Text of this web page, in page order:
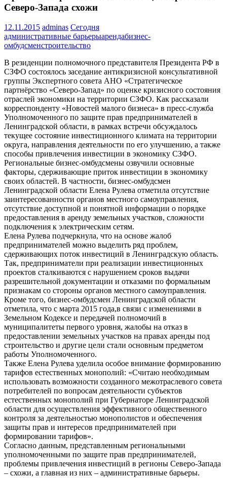
Северо-Запада схожи
12.11.2015 adminas Сегодня
административные барьерыарендабизнес-
омбудсменстроительство
В резиденции полномочного представителя Президента РФ в
СЗФО состоялось заседание антикризисной консультативной
группы Экспертного совета АНО «Стратегическое
партнёрство «Северо-Запад» по оценке кризисного состояния
отраслей экономики на территории СЗФО. Как рассказали
корреспонденту «Новостей малого бизнеса» в пресс-служба
Уполномоченного по защите прав предпринимателей в
Ленинградской области, в рамках встречи обсуждалось
текущее состояние инвестиционного климата на территории
округа, направления деятельности по его улучшению, а также
способы привлечения инвестиции в экономику СЗФО.
Региональные бизнес-омбудсмены озвучили основные
факторы, сдерживающие приток инвестиции в экономику
своих областей. В частности, бизнес-омбудсмен
Ленинградской области Елена Рулева отметила отсутствие
заинтересованности органов местного самоуправления,
отсутствие доступной и понятной информации о порядке
предоставления в аренду земельных участков, сложности
подключения к электрическим сетям.
Елена Рулева подчеркнула, что на основе жалоб
предпринимателей можно выделить ряд проблем,
сдерживающих поток инвестиций в Ленинградскую область.
Так, предприниматели при реализации инвестиционных
проектов сталкиваются с нарушением сроков выдачи
разрешительной документации и отказами по формальным
признакам со стороны органов местного самоуправления.
Кроме того, бизнес-омбудсмен Ленинградской области
отметила, что с марта 2015 года,в связи с изменениями в
Земельном Кодексе и передачей полномочий в
муниципалитеты первого уровня, жалобы на отказ в
предоставлении земельных участков на правах аренды под
строительство и другие цели стали основным предметом
работы Уполномоченного.
Также Елена Рулева уделила особое внимание формированию
тарифов естественных монополий: «Считаю необходимым
использовать возможности созданного межотраслевого совета
потребителей по вопросам деятельности субъектов
естественных монополий при Губернаторе Ленинградской
области для осуществления эффективного общественного
контроля за деятельностью монополистов и обеспечения
защиты прав и интересов предпринимателей при
формировании тарифов».
Согласно данным, представленным региональными
уполномоченными по защите прав предпринимателей,
проблемы привлечения инвестиций в регионы Северо-Запада
– схожи, а главная из них – административные барьеры.